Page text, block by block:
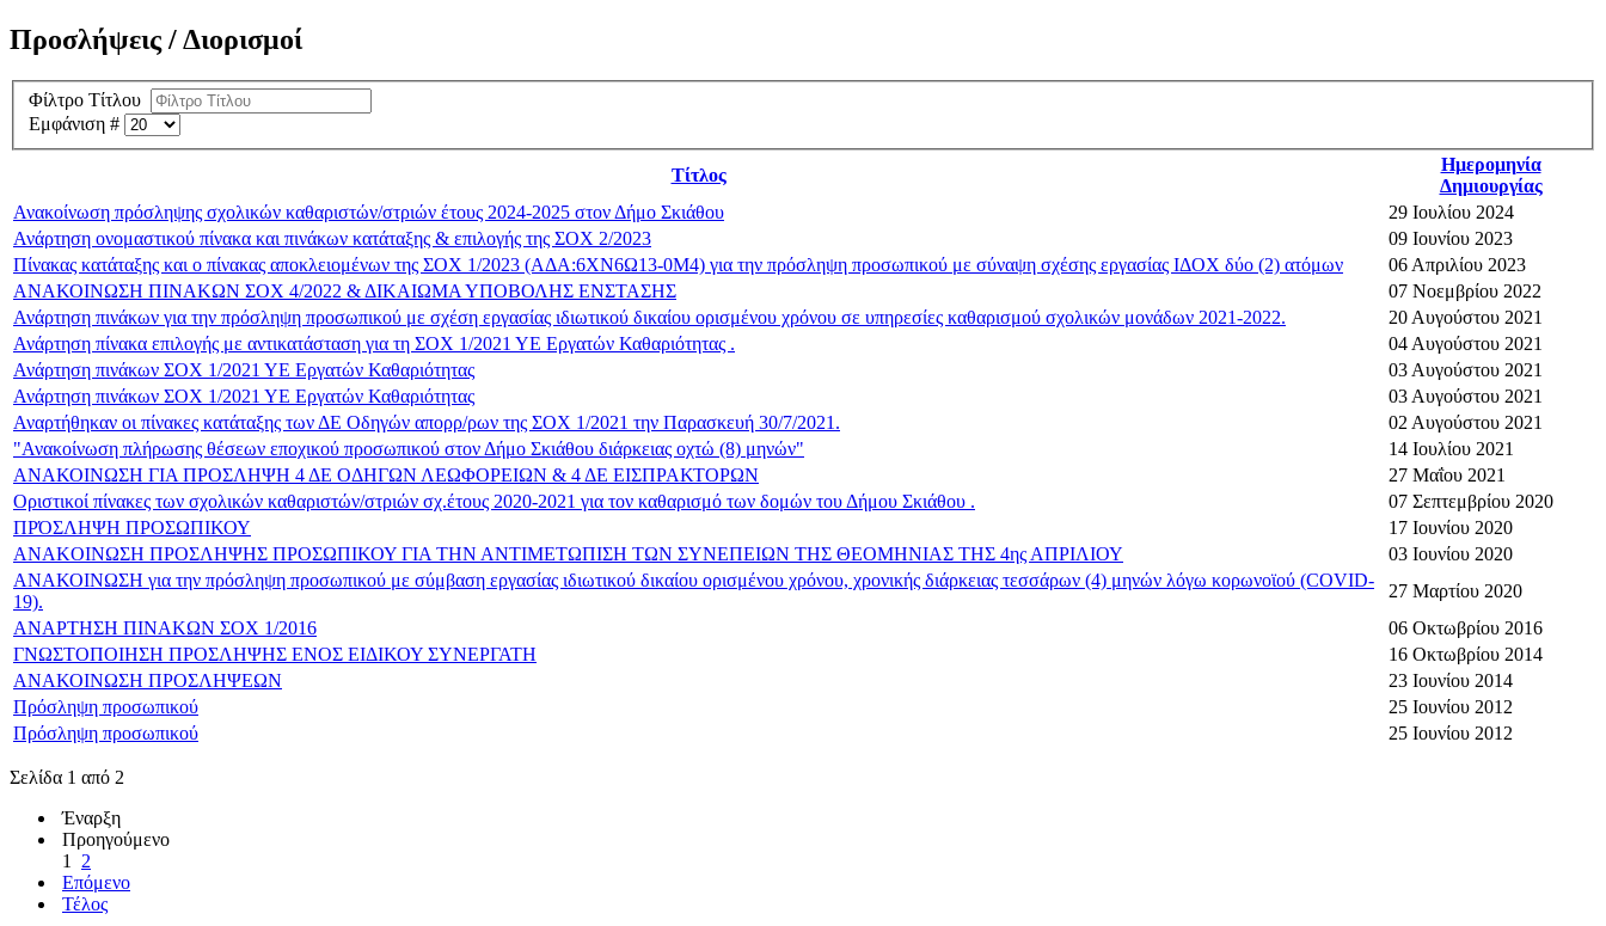
Προσλήψεις / Διορισμοί
Φίλτρο Τίτλου
Εμφάνιση #
Τίτλος
Ημερομηνία
Δημιουργίας
Ανακοίνωση πρόσληψης σχολικών καθαριστών/στριών έτους 2024-2025 στον Δήμο Σκιάθου
29 Ιουλίου 2024
Ανάρτηση ονομαστικού πίνακα και πινάκων κατάταξης & επιλογής της ΣΟΧ 2/2023
09 Ιουνίου 2023
Πίνακας κατάταξης και ο πίνακας αποκλειομένων της ΣΟΧ 1/2023 (ΑΔΑ:6ΧΝ6Ω13-0Μ4) για την πρόσληψη προσωπικού με σύναψη σχέσης εργασίας ΙΔΟΧ δύο (2) ατόμων
06 Απριλίου 2023
ΑΝΑΚΟΙΝΩΣΗ ΠΙΝΑΚΩΝ ΣΟΧ 4/2022 & ΔΙΚΑΙΩΜΑ ΥΠΟΒΟΛΗΣ ΕΝΣΤΑΣΗΣ
07 Νοεμβρίου 2022
Ανάρτηση πινάκων για την πρόσληψη προσωπικού με σχέση εργασίας ιδιωτικού δικαίου ορισμένου χρόνου σε υπηρεσίες καθαρισμού σχολικών μονάδων 2021-2022.
20 Αυγούστου 2021
Ανάρτηση πίνακα επιλογής με αντικατάσταση για τη ΣΟΧ 1/2021 ΥΕ Εργατών Καθαριότητας .
04 Αυγούστου 2021
Ανάρτηση πινάκων ΣΟΧ 1/2021 ΥΕ Εργατών Καθαριότητας
03 Αυγούστου 2021
Ανάρτηση πινάκων ΣΟΧ 1/2021 ΥΕ Εργατών Καθαριότητας
03 Αυγούστου 2021
Αναρτήθηκαν οι πίνακες κατάταξης των ΔΕ Οδηγών απορρ/ρων της ΣΟΧ 1/2021 την Παρασκευή 30/7/2021.
02 Αυγούστου 2021
"Ανακοίνωση πλήρωσης θέσεων εποχικού προσωπικού στον Δήμο Σκιάθου διάρκειας οχτώ (8) μηνών"
14 Ιουλίου 2021
ΑΝΑΚΟΙΝΩΣΗ ΓΙΑ ΠΡΟΣΛΗΨΗ 4 ΔΕ ΟΔΗΓΩΝ ΛΕΩΦΟΡΕΙΩΝ & 4 ΔΕ ΕΙΣΠΡΑΚΤΟΡΩΝ
27 Μαΐου 2021
Oριστικοί πίνακες των σχολικών καθαριστών/στριών σχ.έτους 2020-2021 για τον καθαρισμό των δομών του Δήμου Σκιάθου .
07 Σεπτεμβρίου 2020
ΠΡΌΣΛΗΨΗ ΠΡΟΣΩΠΙΚΟΥ
17 Ιουνίου 2020
ANAKOINΩΣΗ ΠΡΟΣΛΗΨΗΣ ΠΡΟΣΩΠΙΚΟΥ ΓΙΑ ΤΗΝ ΑΝΤΙΜΕΤΩΠΙΣΗ ΤΩΝ ΣΥΝΕΠΕΙΩΝ ΤΗΣ ΘΕΟΜΗΝΙΑΣ ΤΗΣ 4ης ΑΠΡΙΛΙΟΥ
03 Ιουνίου 2020
ΑΝΑΚΟΙΝΩΣΗ για την πρόσληψη προσωπικού με σύμβαση εργασίας ιδιωτικού δικαίου ορισμένου χρόνου, χρονικής διάρκειας τεσσάρων (4) μηνών λόγω κορωνοϊού (COVID-
19).
27 Μαρτίου 2020
ΑΝΑΡΤΗΣΗ ΠΙΝΑΚΩΝ ΣΟΧ 1/2016
06 Οκτωβρίου 2016
ΓΝΩΣΤΟΠΟΙΗΣΗ ΠΡΟΣΛΗΨΗΣ ΕΝΟΣ ΕΙΔΙΚΟΥ ΣΥΝΕΡΓΑΤΗ
16 Οκτωβρίου 2014
ΑΝΑΚΟΙΝΩΣΗ ΠΡΟΣΛΗΨΕΩΝ
23 Ιουνίου 2014
Πρόσληψη προσωπικού
25 Ιουνίου 2012
Πρόσληψη προσωπικού
25 Ιουνίου 2012
Σελίδα 1 από 2
Έναρξη
Προηγούμενο
1 2
Επόμενο
Τέλος